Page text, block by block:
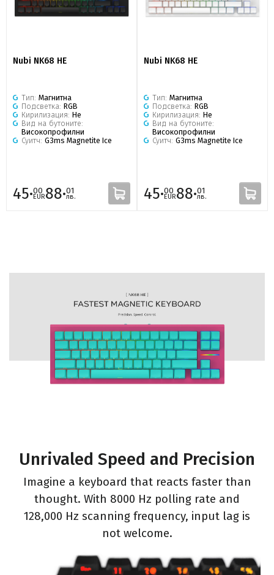
Nubi NK68 HE
Тип: Магнитна
Подсветка: RGB
Кирилизация: Не
Вид на бутоните:
Високопрофилни
Суитч: G3ms Magnetite Ice
45·00
EUR88·01
лв.
Nubi NK68 HE
Тип: Магнитна
Подсветка: RGB
Кирилизация: Не
Вид на бутоните:
Високопрофилни
Суитч: G3ms Magnetite Ice
45·00
EUR88·01
лв.
Unrivaled Speed and Precision
Imagine a keyboard that reacts faster than
thought. With 8000 Hz polling rate and
128,000 Hz scanning frequency, input lag is
not welcome.